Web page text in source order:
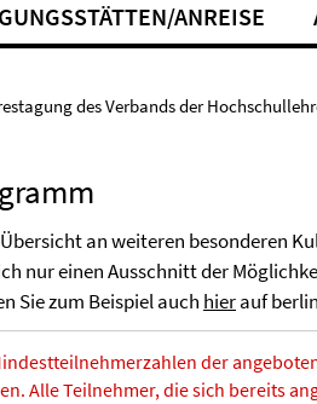
ANREISE
des Verbands der
an weiteren besonderen
nur einen Ausschnitt der
Sie zum Beispiel auch hierauf
der
Alle Teilnehmer, die sich bereits